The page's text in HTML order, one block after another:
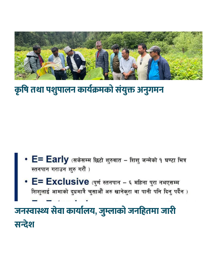
कृषि तथा पशुपालन कार्यक्रमको संयुक्त अनुगमन
जनस्वास्थ्य सेवा कार्यालय, जुम्लाको जनहितमा जारी
सन्देश